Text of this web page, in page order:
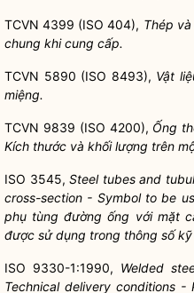
TCVN 4399 (ISO 404), Thép
chung khi cung cấp.
TCVN 5890 (ISO 8493), Vật
miệng.
TCVN 9839 (ISO 4200), Ống
Kích thước và khối lượng trên
ISO 3545,Steel tubes and
cross-section - Symbol to be
phụ tùng đường ống với mặt
được sử dụng trong thông số kỹ
ISO 9330-1:1990, Welded
Technical delivery conditions -